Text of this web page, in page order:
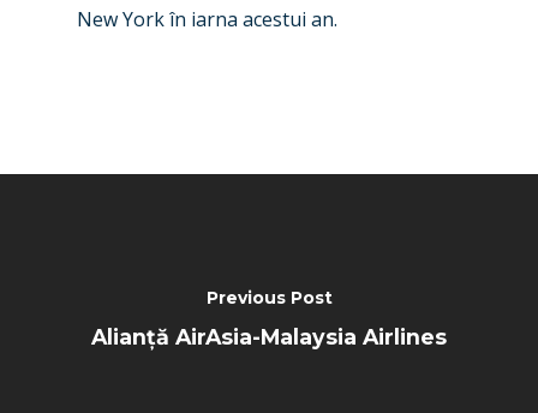
New York în iarna acestui an.
Previous Post
Alianță AirAsia-Malaysia Airlines
Jobs